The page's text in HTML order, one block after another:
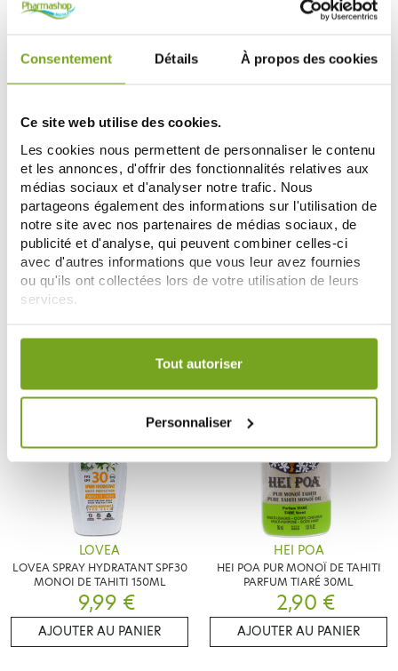
Consentement Détails À propos des cookies
Ce site web utilise des cookies.
Les cookies nous permettent de personnaliser le contenu
et les annonces, d'offrir des fonctionnalités relatives aux
médias sociaux et d'analyser notre trafic. Nous
partageons également des informations sur l'utilisation de
notre site avec nos partenaires de médias sociaux, de
publicité et d'analyse, qui peuvent combiner celles-ci
avec d'autres informations que vous leur avez fournies
ou qu'ils ont collectées lors de votre utilisation de leurs
services.
Votre choix de consentement est conservé pendant une
Tout autoriser
Personnaliser
-16
HEI POA
HEI POA PUR MONOI TAHITI
NACRES OR 100ML
8,30 €
6,97 €
-33
ESTHEDERM
ESTHEDERM L'HUILE SOLAIRE
SOIN PROTECTEUR 150ML SOLEIL
FORT
52,00 € 34,84 €
LOVEA
LOVEA SPRAY HYDRATANT SPF30
MONOI DE TAHITI 150ML
9,99 €
AJOUTER AU PANIER
HEI POA
HEI POA PUR MONOÏ DE TAHITI
PARFUM TIARÉ 30ML
2,90 €
AJOUTER AU PANIER